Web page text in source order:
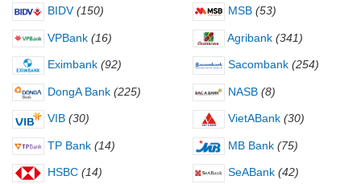
BIDV (150) MSB (53)
VPBank (16) Agribank (341)
Eximbank (92) Sacombank (254)
DongA Bank (225) NASB (8)
VIB (30) VietABank (30)
TP Bank (14) MB Bank (75)
HSBC (14) SeABank (42)